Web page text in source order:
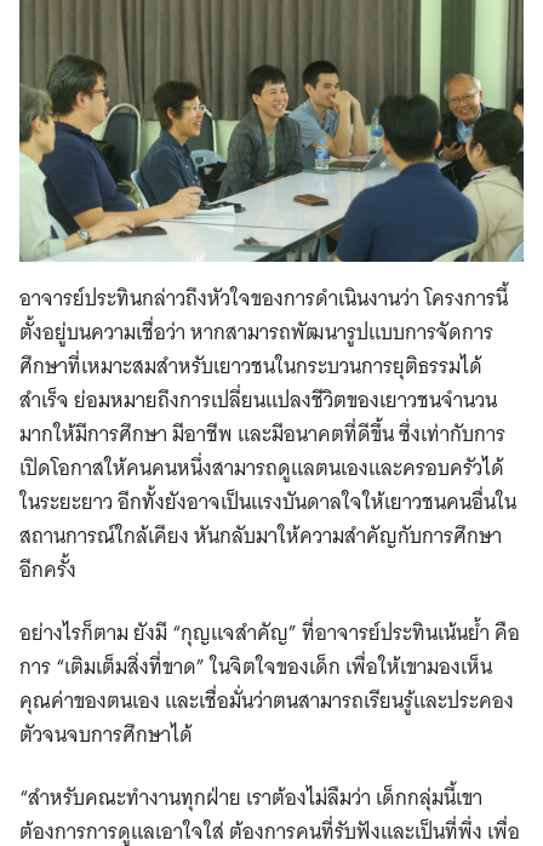
Search
for:
อาจารย์ประทินกล่าวถึงหัวใจของการดำเนินงานว่า โครงการนี้
ตั้งอยู่บนความเชื่อว่า หากสามารถพัฒนารูปแบบการจัดการ
ศึกษาที่เหมาะสมสำหรับเยาวชนในกระบวนการยุติธรรมได้
สำเร็จ ย่อมหมายถึงการเปลี่ยนแปลงชีวิตของเยาวชนจำนวน
มากให้มีการศึกษา มีอาชีพ และมีอนาคตที่ดีขึ้น ซึ่งเท่ากับการ
เปิดโอกาสให้คนคนหนึ่งสามารถดูแลตนเองและครอบครัวได้
ในระยะยาว อีกทั้งยังอาจเป็นแรงบันดาลใจให้เยาวชนคนอื่นใน
สถานการณ์ใกล้เคียง หันกลับมาให้ความสำคัญกับการศึกษา
อีกครั้ง
อย่างไรก็ตาม ยังมี “กุญแจสำคัญ” ที่อาจารย์ประทินเน้นย้ำ คือ
การ “เติมเต็มสิ่งที่ขาด” ในจิตใจของเด็ก เพื่อให้เขามองเห็น
คุณค่าของตนเอง และเชื่อมั่นว่าตนสามารถเรียนรู้และประคอง
ตัวจนจบการศึกษาได้
“สำหรับคณะทำงานทุกฝ่าย เราต้องไม่ลืมว่า เด็กกลุ่มนี้เขา
ต้องการการดูแลเอาใจใส่ ต้องการคนที่รับฟังและเป็นที่พึ่ง เพื่อ